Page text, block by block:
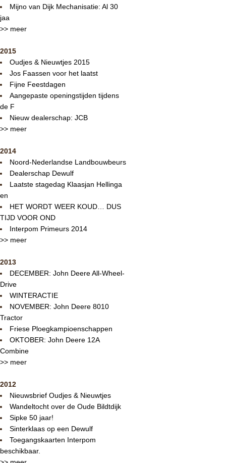
Mijno van Dijk Mechanisatie: Al 30
jaa
>> meer
2015
Oudjes & Nieuwtjes 2015
Jos Faassen voor het laatst
Fijne Feestdagen
Aangepaste openingstijden tijdens
de F
Nieuw dealerschap: JCB
>> meer
2014
Noord-Nederlandse Landbouwbeurs
Dealerschap Dewulf
Laatste stagedag Klaasjan Hellinga
en
HET WORDT WEER KOUD… DUS
TIJD VOOR OND
Interpom Primeurs 2014
>> meer
2013
DECEMBER: John Deere All-Wheel-
Drive
WINTERACTIE
NOVEMBER: John Deere 8010
Tractor
Friese Ploegkampioenschappen
OKTOBER: John Deere 12A
Combine
>> meer
2012
Nieuwsbrief Oudjes & Nieuwtjes
Wandeltocht over de Oude Bildtdijk
Sipke 50 jaar!
Sinterklaas op een Dewulf
Toegangskaarten Interpom
beschikbaar.